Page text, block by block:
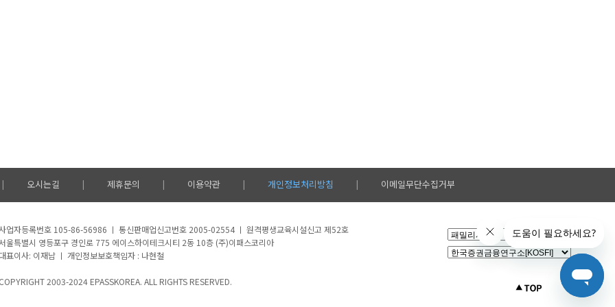
| 오시는길 | 제휴문의 | 이용약관 | 개인정보처리방침 | 이메일무단수집거부
업자등록번호 105-86-56986 ㅣ 통신판매업신고번호 2005-02554 ㅣ 원격평생교육시설신고 제52호
울특별시 영등포구 경인로 775 에이스하이테크시티 2동 10층 (주)이패스코리아
표이사: 이재남 ㅣ 개인정보보호책임자 : 나현철
2003-2024 EPASSKOREA. ALL RIGHTS RESERVED.